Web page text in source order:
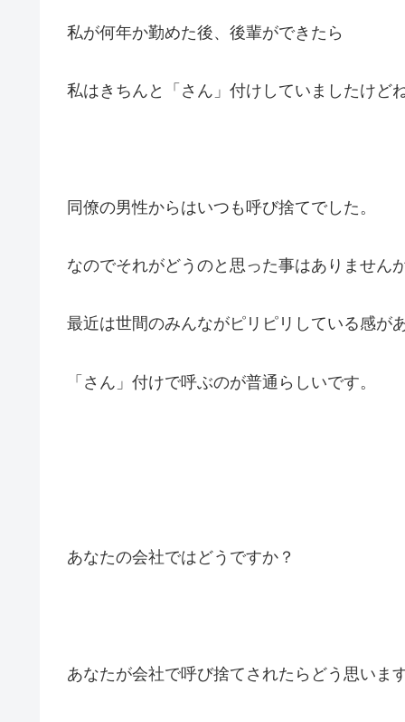
私が何年か勤めた後、後輩ができたら
私はきちんと「さん」付けしていましたけどね
同僚の男性からはいつも呼び捨てでした。
なのでそれがどうのと思った事はありませんが
最近は世間のみんながピリピリしている感が
「さん」付けで呼ぶのが普通らしいです。
あなたの会社ではどうですか？
あなたが会社で呼び捨てされたらどう思いま